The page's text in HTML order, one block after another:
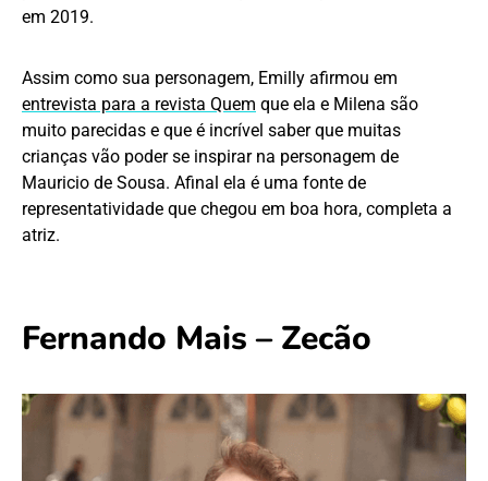
em 2019.
Assim como sua personagem, Emilly afirmou em
entrevista para a revista Quem que ela e Milena são
muito parecidas e que é incrível saber que muitas
crianças vão poder se inspirar na personagem de
Mauricio de Sousa. Afinal ela é uma fonte de
representatividade que chegou em boa hora, completa a
atriz.
Fernando Mais – Zecão